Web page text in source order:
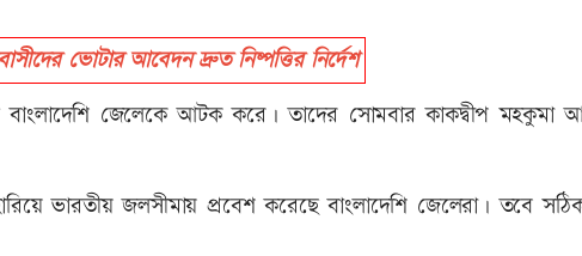
ভোটার আবেদন দ্রুত নিষ্পত্তির নির্দেশ
জেলেকে আটক করে। তাদের সোমবার কাকদ্বীপ মহকুমা
ভারতীয় জলসীমায় প্রবেশ করেছে বাংলাদেশি জেলেরা। তবে